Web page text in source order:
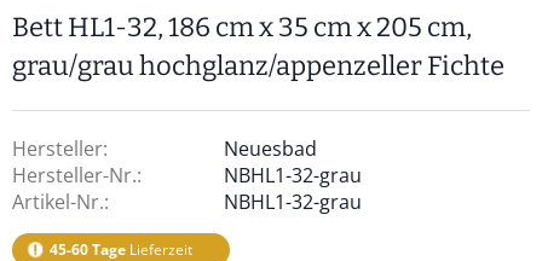
Bett HL1-32, 186 cm x 35 cm x 205 cm,
grau/grau hochglanz/appenzeller Fichte
Hersteller:
Neuesbad
Hersteller-Nr.:
NBHL1-32-grau
Artikel-Nr.:
NBHL1-32-grau
45-60 Tage Lieferzeit